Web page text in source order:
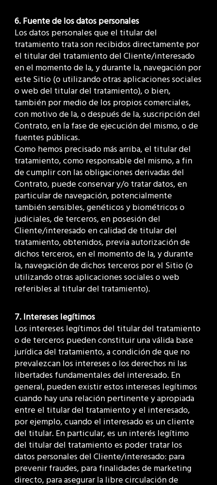
6. Fuente de los datos personales
Los datos personales que el titular del
tratamiento trata son recibidos directamente por
el titular del tratamiento del Cliente/interesado
en el momento de la, y durante la, navegación por
este Sitio (o utilizando otras aplicaciones sociales
o web del titular del tratamiento), o bien,
también por medio de los propios comerciales,
con motivo de la, o después de la, suscripción del
Contrato, en la fase de ejecución del mismo, o de
fuentes públicas.
Como hemos precisado más arriba, el titular del
tratamiento, como responsable del mismo, a fin
de cumplir con las obligaciones derivadas del
Contrato, puede conservar y/o tratar datos, en
particular de navegación, potencialmente
también sensibles, genéticos y biométricos o
judiciales, de terceros, en posesión del
Cliente/interesado en calidad de titular del
tratamiento, obtenidos, previa autorización de
dichos terceros, en el momento de la, y durante
la, navegación de dichos terceros por el Sitio (o
utilizando otras aplicaciones sociales o web
referibles al titular del tratamiento).
7. Intereses legítimos
Los intereses legítimos del titular del tratamiento
o de terceros pueden constituir una válida base
jurídica del tratamiento, a condición de que no
prevalezcan los intereses o los derechos ni las
libertades fundamentales del interesado. En
general, pueden existir estos intereses legítimos
cuando hay una relación pertinente y apropiada
entre el titular del tratamiento y el interesado,
por ejemplo, cuando el interesado es un cliente
del titular. En particular, es un interés legítimo
del titular del tratamiento es poder tratar los
datos personales del Cliente/interesado: para
prevenir fraudes, para finalidades de marketing
directo, para asegurar la libre circulación de